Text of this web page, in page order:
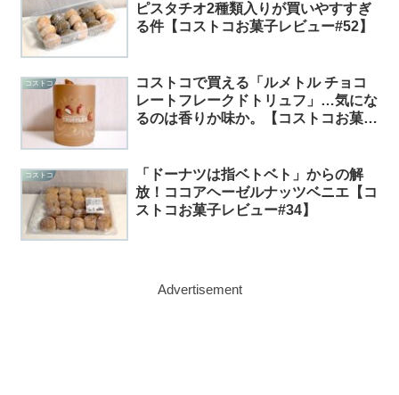
ピスタチオ2種類入りが買いやすすぎ
る件【コストコお菓子レビュー#52】
コストコ
コストコで買える「ルメトル チョコ
レートフレークドトリュフ」…気にな
るのは香りか味か。【コストコお菓子
コストコ
「ドーナツは指ベトベト」からの解
放！ココアヘーゼルナッツベニエ【コ
ストコお菓子レビュー#34】
Advertisement